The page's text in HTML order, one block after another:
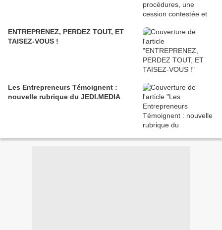
ENTREPRENEZ, PERDEZ TOUT, ET
TAISEZ-VOUS !
Les Entrepreneurs Témoignent :
nouvelle rubrique du JEDI.MEDIA